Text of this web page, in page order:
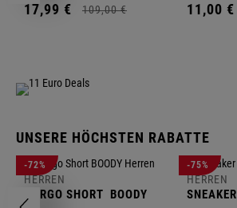
17,99 € 109,00 € 11,00 €
UNSERE HÖCHSTEN RABATTE
-72%
HERREN
CARGO SHORT BOODY
-75%
HERREN
SNEAKER